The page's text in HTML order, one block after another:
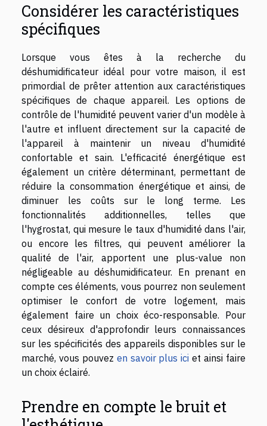
Considérer les caractéristiques
spécifiques
Lorsque vous êtes à la recherche du
déshumidificateur idéal pour votre maison, il est
primordial de prêter attention aux caractéristiques
spécifiques de chaque appareil. Les options de
contrôle de l'humidité peuvent varier d'un modèle à
l'autre et influent directement sur la capacité de
l'appareil à maintenir un niveau d'humidité
confortable et sain. L'efficacité énergétique est
également un critère déterminant, permettant de
réduire la consommation énergétique et ainsi, de
diminuer les coûts sur le long terme. Les
fonctionnalités additionnelles, telles que
l'hygrostat, qui mesure le taux d'humidité dans l'air,
ou encore les filtres, qui peuvent améliorer la
qualité de l'air, apportent une plus-value non
négligeable au déshumidificateur. En prenant en
compte ces éléments, vous pourrez non seulement
optimiser le confort de votre logement, mais
également faire un choix éco-responsable. Pour
ceux désireux d'approfondir leurs connaissances
sur les spécificités des appareils disponibles sur le
marché, vous pouvez en savoir plus ici et ainsi faire
un choix éclairé.
Prendre en compte le bruit et